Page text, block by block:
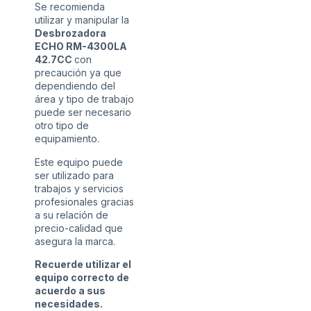
Se recomienda
utilizar y manipular la
Desbrozadora
ECHO RM-4300LA
42.7CC con
precaución ya que
dependiendo del
área y tipo de trabajo
puede ser necesario
otro tipo de
equipamiento.
Este equipo puede
ser utilizado para
trabajos y servicios
profesionales gracias
a su relación de
precio-calidad que
asegura la marca.
Recuerde utilizar el
equipo correcto de
acuerdo a sus
necesidades.